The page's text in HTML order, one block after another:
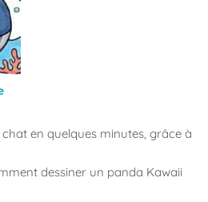
en quelques minutes, grâce à
dessiner un panda Kawaii